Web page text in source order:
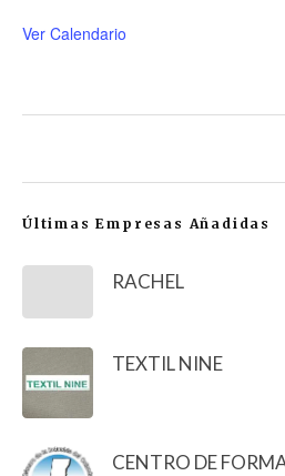
Ver Calendario
Últimas Empresas Añadidas
RACHEL
TEXTIL NINE
CENTRO DE